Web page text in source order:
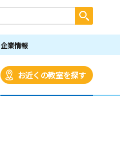
企業情報
お近くの教室を探す